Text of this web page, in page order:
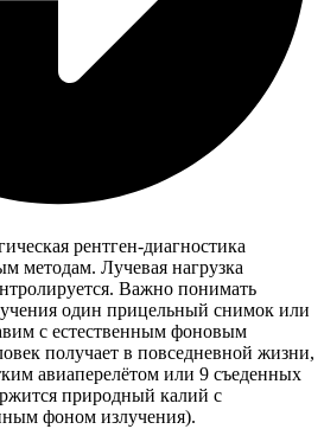
рентген-диагностика
методам. Лучевая нагрузка
Важно понимать
один прицельный снимок или
с естественным фоновым
получает в повседневной жизни,
авиаперелётом или 9 съеденных
природный калий с
фоном излучения).